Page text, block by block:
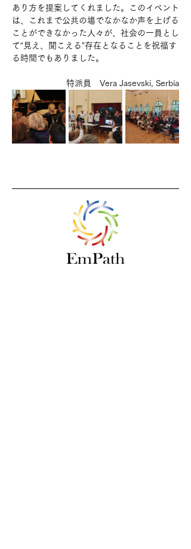
Previous Next
あり方を提案してくれました。このイベント
は、これまで公共の場でなかなか声を上げる
ことができなかった人々が、社会の一員とし
て“見え、聞こえる”存在となることを祝福す
る時間でもありました。
特派員　Vera Jasevski, Serbia